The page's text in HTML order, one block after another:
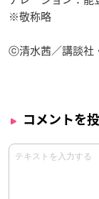
※敬称略
ⓒ清水茜／講談社
コメントを